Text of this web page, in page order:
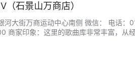
（石景山万商店）
河大街万商运动中心南侧 微信： 电话
商家印象：这里的歌曲库非常丰富，从